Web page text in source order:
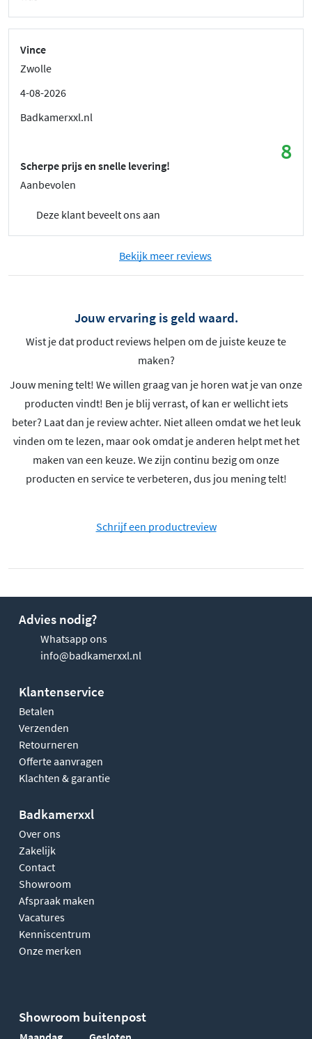
Vince
Zwolle
4-08-2026
Badkamerxxl.nl
8
Scherpe prijs en snelle levering!
Aanbevolen
Deze klant beveelt ons aan
Bekijk meer reviews
Jouw ervaring is geld waard.
Wist je dat product reviews helpen om de juiste keuze te
maken?
Jouw mening telt! We willen graag van je horen wat je van onze
producten vindt! Ben je blij verrast, of kan er wellicht iets
beter? Laat dan je review achter. Niet alleen omdat we het leuk
vinden om te lezen, maar ook omdat je anderen helpt met het
maken van een keuze. We zijn continu bezig om onze
producten en service te verbeteren, dus jou mening telt!
Schrijf een productreview
Advies nodig?
Whatsapp ons
info@badkamerxxl.nl
Klantenservice
Betalen
Verzenden
Retourneren
Offerte aanvragen
Klachten & garantie
Badkamerxxl
Over ons
Zakelijk
Contact
Showroom
Afspraak maken
Vacatures
Kenniscentrum
Onze merken
Showroom buitenpost